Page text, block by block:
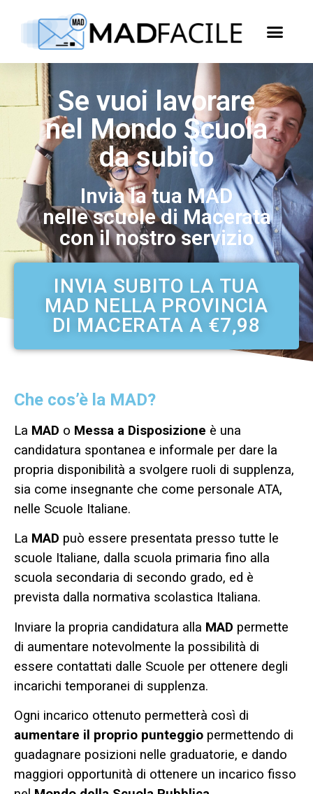
Se vuoi lavorare
nel Mondo Scuola
da subito
Invia la tua MAD
nelle scuole di Macerata
con il nostro servizio
INVIA SUBITO LA TUA
MAD NELLA PROVINCIA
DI MACERATA A €7,98
Che cos’è la MAD?
La MAD o Messa a Disposizione è una
candidatura spontanea e informale per dare la
propria disponibilità a svolgere ruoli di supplenza,
sia come insegnante che come personale ATA,
nelle Scuole Italiane.
La MAD può essere presentata presso tutte le
scuole Italiane, dalla scuola primaria fino alla
scuola secondaria di secondo grado, ed è
prevista dalla normativa scolastica Italiana.
Inviare la propria candidatura alla MAD permette
di aumentare notevolmente la possibilità di
essere contattati dalle Scuole per ottenere degli
incarichi temporanei di supplenza.
Ogni incarico ottenuto permetterà così di
aumentare il proprio punteggio permettendo di
guadagnare posizioni nelle graduatorie, e dando
maggiori opportunità di ottenere un incarico fisso